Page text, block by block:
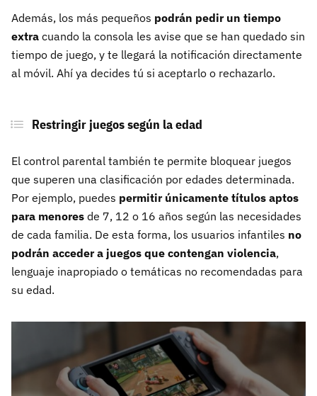
Además, los más pequeños podrán pedir un tiempo
extra cuando la consola les avise que se han quedado sin
tiempo de juego, y te llegará la notificación directamente
al móvil. Ahí ya decides tú si aceptarlo o rechazarlo.
Restringir juegos según la edad
El control parental también te permite bloquear juegos
que superen una clasificación por edades determinada.
Por ejemplo, puedes permitir únicamente títulos aptos
para menores de 7, 12 o 16 años según las necesidades
de cada familia. De esta forma, los usuarios infantiles no
podrán acceder a juegos que contengan violencia,
lenguaje inapropiado o temáticas no recomendadas para
su edad.